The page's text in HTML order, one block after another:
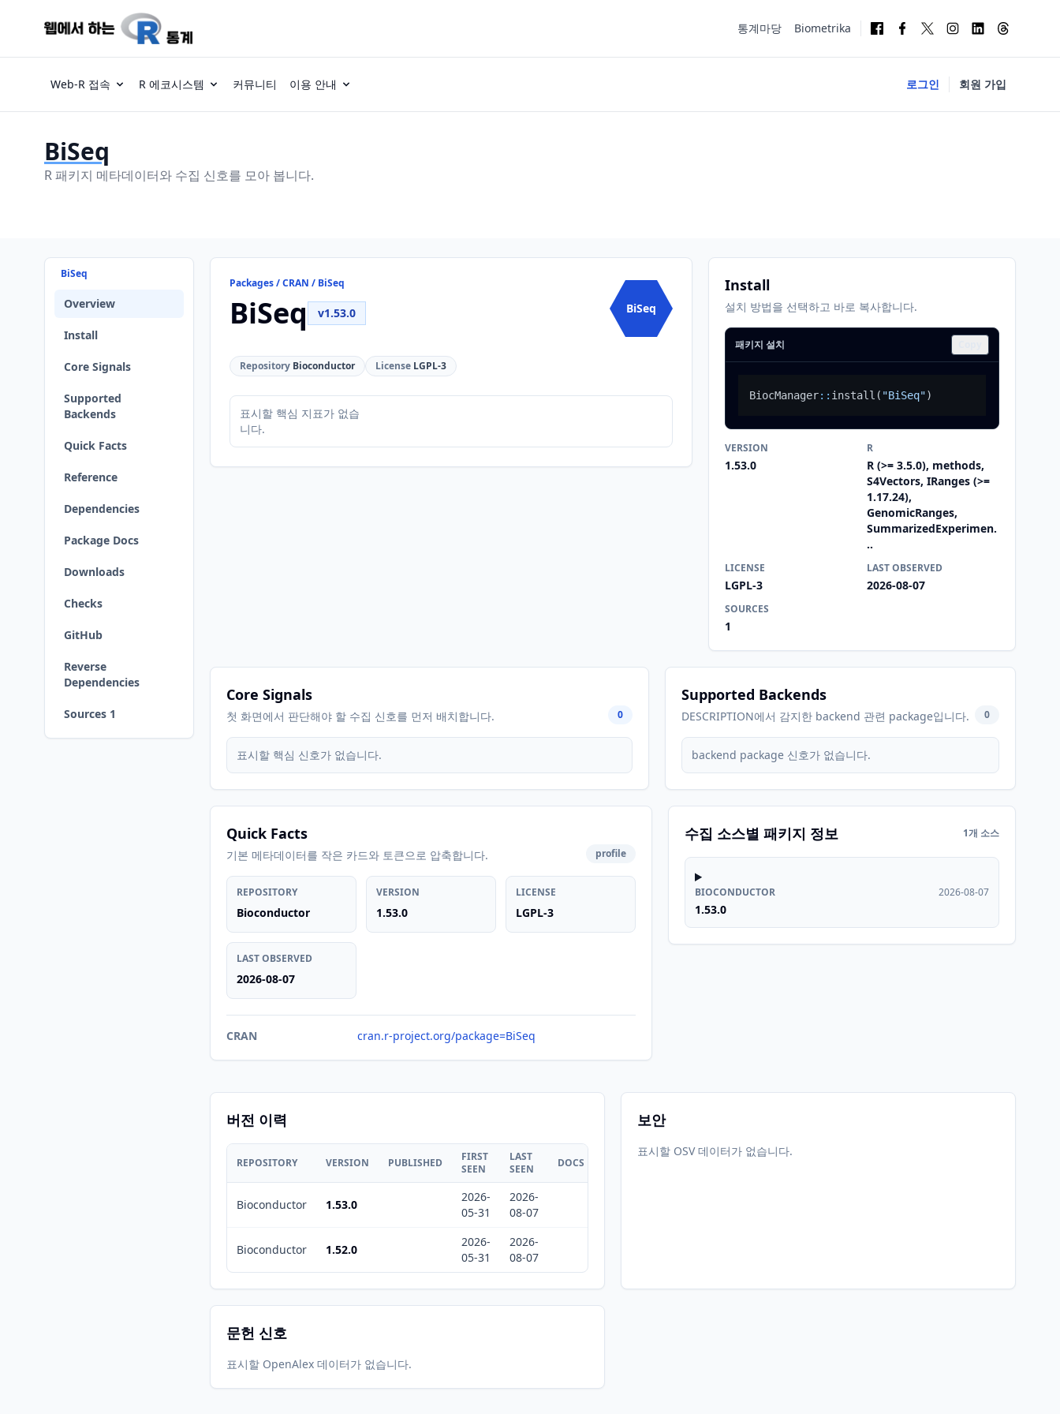
통계마당 Biometrika
Web-R 접속 R 에코시스템 커뮤니티 이용 안내 로그인 회원 가입
BiSeq
R 패키지 메타데이터와 수집 신호를 모아 봅니다.
BiSeq
Overview
Install
Core Signals
Supported
Backends
Quick Facts
Reference
Dependencies
Package Docs
Downloads
Checks
GitHub
Reverse
Dependencies
Sources 1
Packages / CRAN / BiSeq
BiSeq v1.53.0 BiSeq
Repository Bioconductor License LGPL-3
표시할 핵심 지표가 없습
니다.
Install
설치 방법을 선택하고 바로 복사합니다.
패키지 설치
BiocManager:: install ( "BiSeq")
VERSION
1.53.0
R
R (>= 3.5.0), methods,
S4Vectors, IRanges (>=
1.17.24),
GenomicRanges,
SummarizedExperimen.
..
LICENSE
LGPL-3
LAST OBSERVED
2026-08-07
SOURCES
1
Core Signals
첫 화면에서 판단해야 할 수집 신호를 먼저 배치합니다. 0
표시할 핵심 신호가 없습니다.
Supported Backends
DESCRIPTION에서 감지한 backend 관련 package입니다. 0
backend package 신호가 없습니다.
Quick Facts
기본 메타데이터를 작은 카드와 토큰으로 압축합니다. profile
REPOSITORY
Bioconductor
VERSION
1.53.0
LICENSE
LGPL-3
LAST OBSERVED
2026-08-07
CRAN cran.r-project.org/package=BiSeq
수집 소스별 패키지 정보 1개 소스
BIOCONDUCTOR
1.53.0
2026-08-07
버전 이력
REPOSITORY VERSION PUBLISHED
FIRST
SEEN
LAST
SEEN
DOCS
Bioconductor 1.53.0
2026-
05-31
2026-
08-07
Bioconductor 1.52.0
2026-
05-31
2026-
08-07
보안
표시할 OSV 데이터가 없습니다.
문헌 신호
표시할 OpenAlex 데이터가 없습니다.